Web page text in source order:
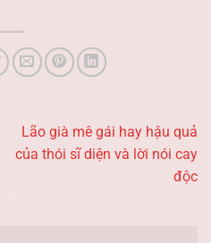
Lão già mê gái hay hậu quả
của thói sĩ diện và lời nói cay
độc